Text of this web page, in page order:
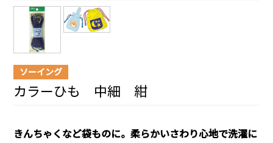
ソーイング
カラーひも 中細 紺
きんちゃくなど袋ものに。柔らかいさわり心地で洗濯に